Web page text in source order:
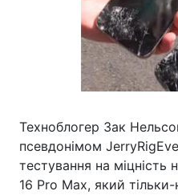
Техноблогер Зак
псевдонімом
тестування на
16 Pro Max, який